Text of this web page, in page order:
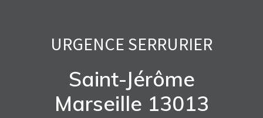
URGENCE SERRURIER
Saint-Jérôme
Marseille 13013